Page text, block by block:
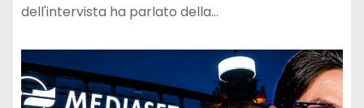
dell'intervista ha parlato della…